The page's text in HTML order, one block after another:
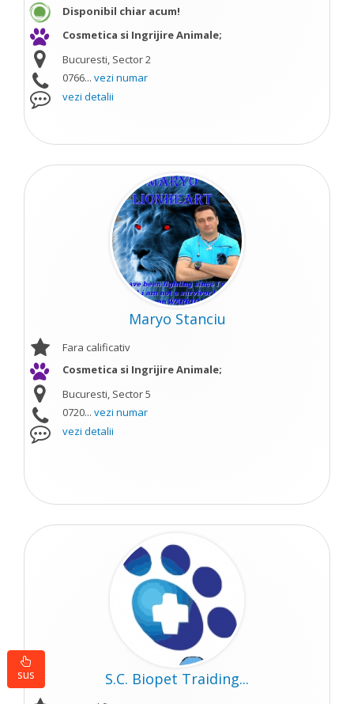
Disponibil chiar acum!
Cosmetica si Ingrijire Animale;
Bucuresti, Sector 2
0766... vezi numar
vezi detalii
Maryo Stanciu
Fara calificativ
Cosmetica si Ingrijire Animale;
Bucuresti, Sector 5
0720... vezi numar
vezi detalii
S.C. Biopet Traiding...
sus